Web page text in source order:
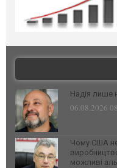
Надія лише
06.08.2026
Чому США не
можливі